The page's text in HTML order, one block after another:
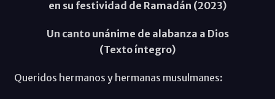
en su festividad de Ramadán (2023)
Un canto unánime de alabanza a Dios
(Texto íntegro)
Queridos hermanos y hermanas musulmanes: